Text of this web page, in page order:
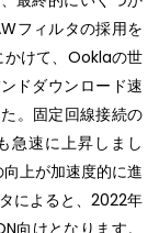
フィルタの採用を
かけて、Ooklaの世
ドダウンロード速
。固定回線接続の
急速に上昇しまし
上が加速度的に進
によると、2022年